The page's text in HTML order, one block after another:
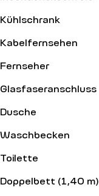
Kühlschrank
Kabelfernsehen
Fernseher
Glasfaseranschluss
Dusche
Waschbecken
Toilette
Doppelbett (1,40 m)